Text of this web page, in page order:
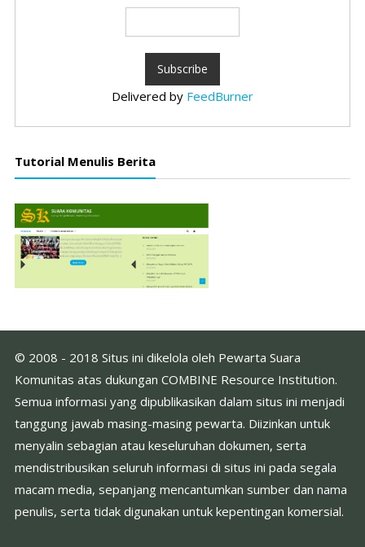
Delivered by FeedBurner
Tutorial Menulis Berita
© 2008 - 2018 Situs ini dikelola oleh Pewarta Suara
Komunitas atas dukungan COMBINE Resource Institution.
Semua informasi yang dipublikasikan dalam situs ini menjadi
tanggung jawab masing-masing pewarta. Diizinkan untuk
menyalin sebagian atau keseluruhan dokumen, serta
mendistribusikan seluruh informasi di situs ini pada segala
macam media, sepanjang mencantumkan sumber dan nama
penulis, serta tidak digunakan untuk kepentingan komersial.